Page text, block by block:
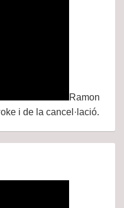
Ramon
i de la cancel·lació.